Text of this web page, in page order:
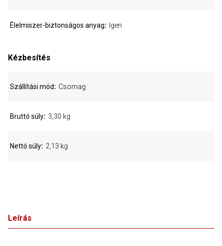
Leírás
Élelmiszer-biztonságos anyag Igen
Kézbesítés
Szállítási mód Csomag
Bruttó súly 3,30 kg
Nettó súly 2,13 kg